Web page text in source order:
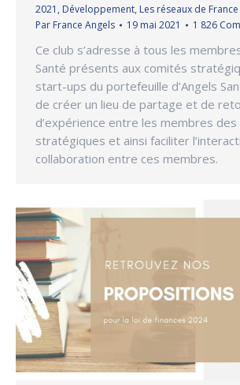
2021 , Développement, Les réseaux de
Par France Angels 19 mai 2021 1 826
Ce club s’adresse à tous les
Santé présents aux comités
start-ups du portefeuille d’Angels
de créer un lieu de partage et de
d’expérience entre les membres
stratégiques et ainsi faciliter
collaboration entre ces membres.